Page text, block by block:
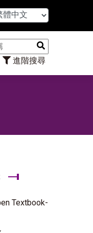
進階搜尋
【7/31】
Textbook-